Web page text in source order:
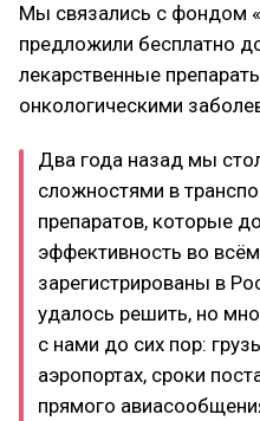
Мы связались с фондом
предложили бесплатно
лекарственные
онкологическими
Два года назад мы
сложностями в
препаратов, которые
эффективность во
зарегистрированы в
удалось решить, но
с нами до сих пор:
аэропортах, сроки
прямого